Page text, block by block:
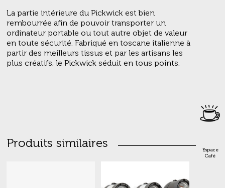
Espace
Café
La partie intérieure du Pickwick est bien
rembourrée afin de pouvoir transporter un
ordinateur portable ou tout autre objet de valeur
en toute sécurité. Fabriqué en toscane italienne à
partir des meilleurs tissus et par les artisans les
plus créatifs, le Pickwick séduit en tous points.
Produits similaires